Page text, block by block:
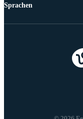
Sprachen